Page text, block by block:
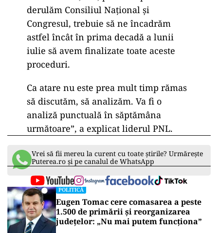
derulăm Consiliul Naţional şi
Congresul, trebuie să ne încadrăm
astfel încât în prima decadă a lunii
iulie să avem finalizate toate aceste
proceduri.
Ca atare nu este prea mult timp rămas
să discutăm, să analizăm. Va fi o
analiză punctuală în săptămâna
următoare”, a explicat liderul PNL.
Vrei să fii mereu la curent cu toate știrile? Urmărește
Puterea.ro și pe canalul de WhatsApp
POLITICĂ
Eugen Tomac cere comasarea a peste
1.500 de primării și reorganizarea
județelor: „Nu mai putem funcționa”